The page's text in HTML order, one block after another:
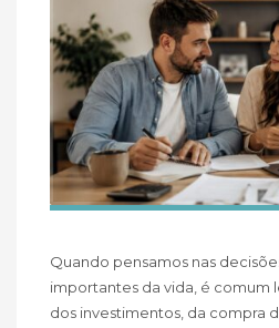
Quando pensamos nas
importantes da vida, é comum
dos investimentos, da compra